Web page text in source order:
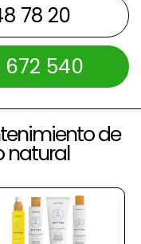
78 20
540
de
natural